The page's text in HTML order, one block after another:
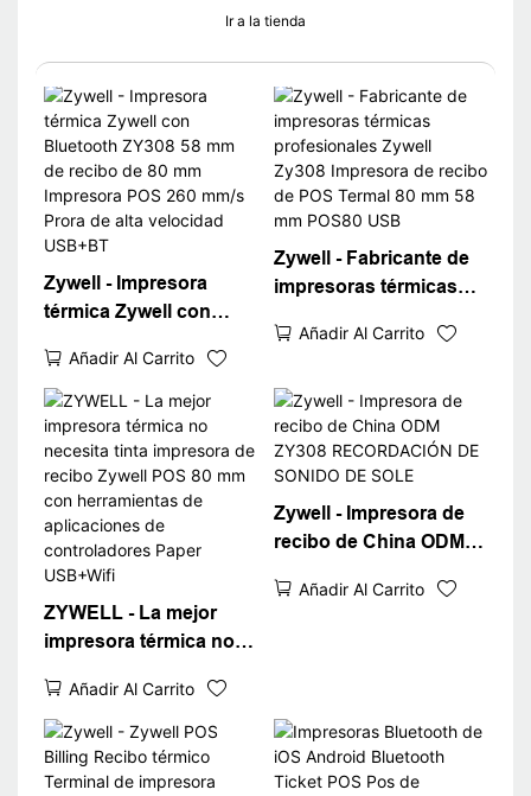
Ir a la tienda
Zywell - Impresora
térmica Zywell con
mm de recibo de 80 mm
Impresora POS 260
mm/s Prora de alta
velocidad USB+BT
Añadir Al Carrito
Zywell - Fabricante de
impresoras térmicas
Zy308 Impresora de
80 mm 58 mm POS80
USB
Añadir Al Carrito
ZYWELL - La mejor
impresora térmica no
impresora de recibo
Zywell POS 80 mm con
herramientas de
aplicaciones de
Añadir Al Carrito
Zywell - Impresora de
recibo de China ODM
DE SONIDO DE SOLE
Añadir Al Carrito